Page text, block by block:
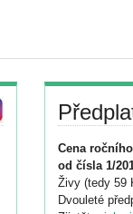
Cena
od čísla 1/
Živy (tedy 59
Dvouleté